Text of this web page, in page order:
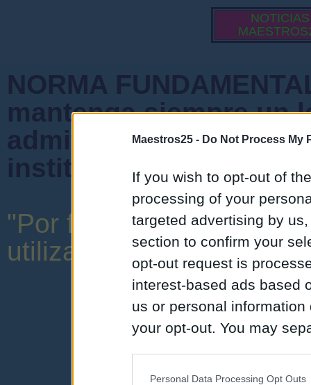
Maestros25 - Do Not Process My
If you wish to opt-out of
processing of your
targeted advertising by
section to confirm your
opt-out request is
interest-based ads based
us or personal
your opt-out. You may
Personal Data Processing Opt Outs
NOTICIAS
NORMA
mantenga siempre un
admiten mensajes
instituciones ni que
"Por favor, no abuse de
utilizar una expresión y